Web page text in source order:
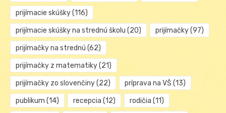
prijímacie skúšky(116)
prijímacie skúšky na strednú školu (20) prijímačky(97)
prijímačky na strednú (62)
prijímačky z matematiky(21)
prijímačky zo slovenčiny(22) príprava na VŠ (13)
publikum (14) recepcia (12) rodičia (11)